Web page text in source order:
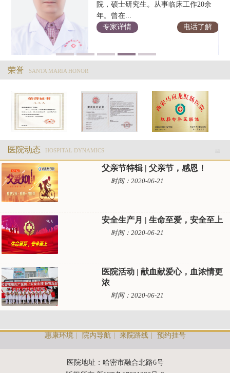
院，硕士研究生。从事临床工作20余
年。曾在...
专家详情
电话了解
荣誉 SANTA MARIA HONOR
医院动态 HOSPITAL DYNAMICS
父亲节特辑 | 父亲节，感恩！
时间：2020-06-21
安全生产月 | 生命至爱，安全至上
时间：2020-06-21
医院活动 | 献血献爱心，血浓情更
浓
时间：2020-06-21
惠康环境 | 院内导航 | 来院路线 | 预约挂号
医院地址：哈密市融合北路6号